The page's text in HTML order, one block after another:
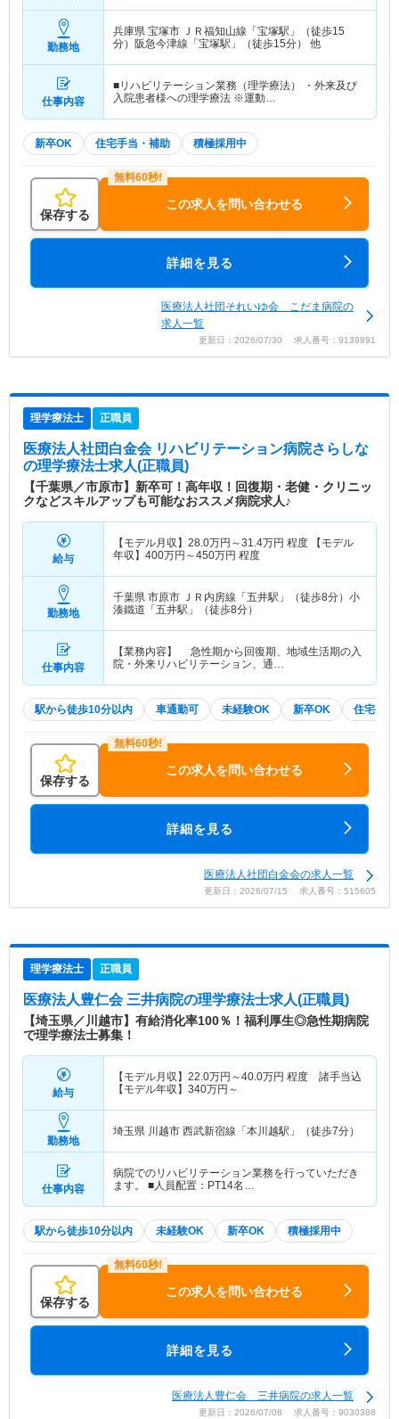
勤務地
兵庫県 宝塚市 ＪＲ福知山線「宝塚駅」（徒歩15
分）阪急今津線「宝塚駅」（徒歩15分） 他
仕事内容
■リハビリテーション業務（理学療法） ・外来及び
入院患者様への理学療法 ※運動…
新卒OK 住宅手当・補助 積極採用中
保存する
この求人を問い合わせる
詳細を見る
医療法人社団それいゆ会 こだま病院の
求人一覧
更新日：2026/07/30 求人番号：9139891
理学療法士 正職員
医療法人社団白金会 リハビリテーション病院さらしな
の理学療法士求人(正職員)
【千葉県／市原市】新卒可！高年収！回復期・老健・クリニッ
クなどスキルアップも可能なおススメ病院求人♪
給与
【モデル月収】 28.0万円～31.4万円 程度 【モデル
年収】 400万円～450万円 程度
勤務地
千葉県 市原市 ＪＲ内房線「五井駅」（徒歩8分）小
湊鐵道「五井駅」（徒歩8分）
仕事内容
【業務内容】 急性期から回復期、地域生活期の入
院・外来リハビリテーション、通…
駅から徒歩10分以内 車通勤可 未経験OK 新卒OK 住宅手当
保存する
この求人を問い合わせる
詳細を見る
医療法人社団白金会の求人一覧
更新日：2026/07/15 求人番号：515605
理学療法士 正職員
医療法人豊仁会 三井病院の理学療法士求人(正職員)
【埼玉県／川越市】有給消化率100％！福利厚生◎急性期病院
で理学療法士募集！
給与
【モデル月収】 22.0万円～40.0万円 程度 諸手当込
【モデル年収】 340万円～
勤務地
埼玉県 川越市 西武新宿線「本川越駅」（徒歩7分）
仕事内容
病院でのリハビリテーション業務を行っていただき
ます。 ■人員配置：PT14名…
駅から徒歩10分以内 未経験OK 新卒OK 積極採用中
保存する
この求人を問い合わせる
詳細を見る
医療法人豊仁会 三井病院の求人一覧
更新日：2026/07/08 求人番号：9030388